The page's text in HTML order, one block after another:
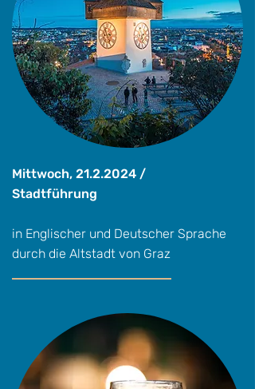
Mittwoch, 21.2.2024 /
Stadtführung
in Englischer und Deutscher Sprache
durch die Altstadt von Graz